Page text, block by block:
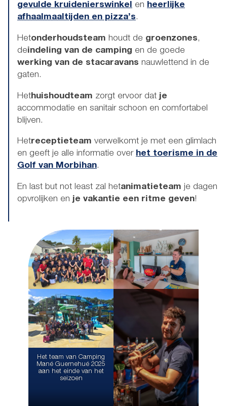
gevulde kruidenierswinkel en heerlijke
afhaalmaaltijden en pizza’s.
Hetonderhoudsteam houdt de groenzones,
deindeling van de camping en de goede
werking van de stacaravans nauwlettend in de
gaten.
Hethuishoudteam zorgt ervoor dat je
accommodatie en sanitair schoon en comfortabel
blijven.
Hetreceptieteam verwelkomt je met een glimlach
en geeft je alle informatie over het toerisme in de
Golf van Morbihan.
En last but not least zal hetanimatieteam je dagen
opvrolijken en je vakantie een ritme geven!
Het team van Camping
Mané Guernehué 2025
aan het einde van het
seizoen